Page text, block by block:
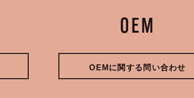
OEM
OEMに関する問い合わせ